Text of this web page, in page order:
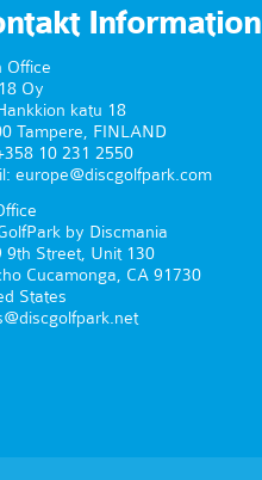
Information
Office
Oy
katu 18
Tampere, FINLAND
10 231 2550
europe@discgolfpark.com
by Discmania
9th Street, Unit 130
Cucamonga, CA 91730
States